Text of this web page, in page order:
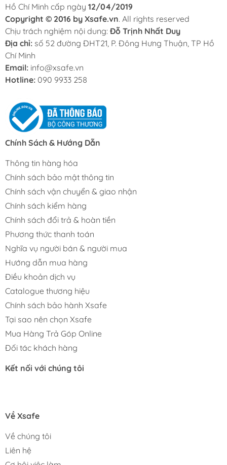
Hồ Chí Minh cấp ngày 12/04/2019
Copyright © 2016 by Xsafe.vn. All rights reserved
Chịu trách nghiệm nội dung: Đỗ Trịnh Nhất Duy
Địa chỉ: số 52 đường ĐHT21, P. Đông Hưng Thuận, TP Hồ
Chí Minh
Email: info@xsafe.vn
Hotline: 090 9933 258
Chính Sách & Hướng Dẫn
Thông tin hàng hóa
Chính sách bảo mật thông tin
Chính sách vận chuyển & giao nhận
Chính sách kiểm hàng
Chính sách đổi trả & hoàn tiền
Phương thức thanh toán
Nghĩa vụ người bán & người mua
Hướng dẫn mua hàng
Điều khoản dịch vụ
Catalogue thương hiệu
Chính sách bảo hành Xsafe
Tại sao nên chọn Xsafe
Mua Hàng Trả Góp Online
Đối tác khách hàng
Kết nối với chúng tôi
Về Xsafe
Về chúng tôi
Liên hệ